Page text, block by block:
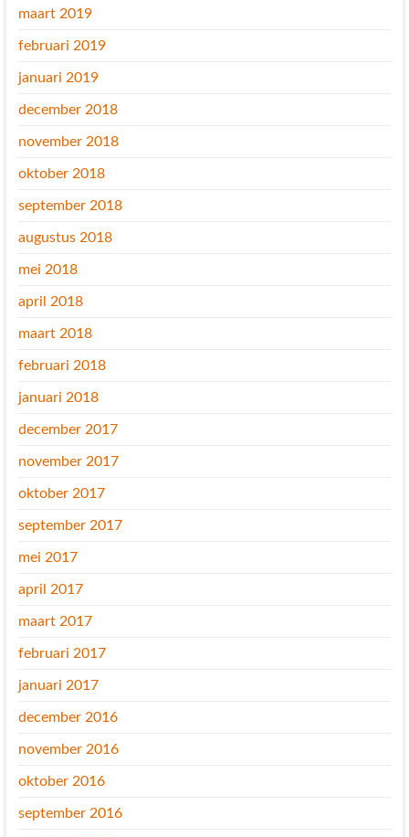
maart 2019
februari 2019
januari 2019
december 2018
november 2018
oktober 2018
september 2018
augustus 2018
mei 2018
april 2018
maart 2018
februari 2018
januari 2018
december 2017
november 2017
oktober 2017
september 2017
mei 2017
april 2017
maart 2017
februari 2017
januari 2017
december 2016
november 2016
oktober 2016
september 2016